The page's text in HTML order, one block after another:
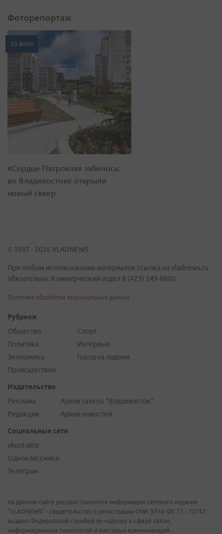
Фоторепортаж
20 фото
«Сердце Патрокла» забилось:
во Владивостоке открыли
новый сквер
© 1997 - 2026 VLADNEWS
При любом использовании материалов ссылка на vladnews.ru
обязательна. Коммерческий отдел 8 (423) 249-8800
Политика обработки персональных данных
Рубрики
Общество
Политика
Экономика
Происшествия
Спорт
Интервью
Город на ладони
Издательство
Реклама
Редакция
Архив газеты "Владивосток"
Архив новостей
Социальные сети
vkontakte
Одноклассники
Телеграм
На данном сайте распространяется информация сетевого издания
"VLADNEWS" - свидетельство о регистрации СМИ ЭЛ № ФС 77 - 72742,
выдано Федеральной службой по надзору в сфере связи,
информационных технологий и массовых коммуникаций